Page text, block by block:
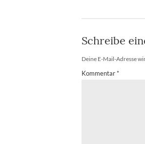
Schreibe
Deine E-Mail-Adresse
Kommentar *